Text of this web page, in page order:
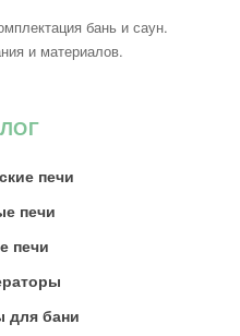
бань и саун.
и материалов.
печи
печи
печи
для бани